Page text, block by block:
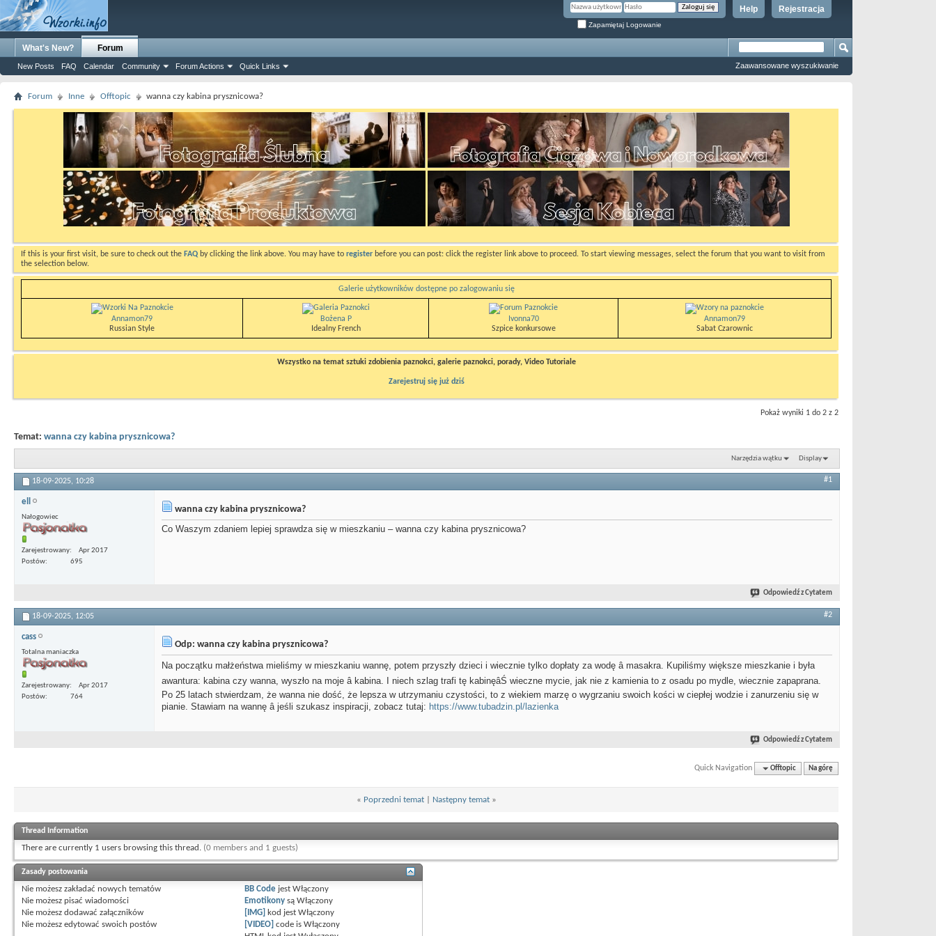
Rejestracja
Help
Zapamiętaj Logowanie
What's New? Forum
New Posts FAQ Calendar Community Forum Actions Quick Links Zaawansowane wyszukiwanie
Forum Inne Offtopic wanna czy kabina prysznicowa?
If this is your first visit, be sure to check out the FAQ by clicking the link above. You may have to register before you can post: click the register link above to proceed. To start viewing messages, select the forum that you want to visit from
the selection below.
Galerie użytkowników dostępne po zalogowaniu się
Annamon79
Russian Style
Bożena P
Idealny French
Ivonna70
Szpice konkursowe
Annamon79
Sabat Czarownic
Wszystko na temat sztuki zdobienia paznokci, galerie paznokci, porady, Video Tutoriale
Zarejestruj się już dziś
Pokaż wyniki 1 do 2 z 2
Temat: wanna czy kabina prysznicowa?
Narzędzia wątku Display
18-09-2025, 10:28 #1
ell
Nałogowiec
Zarejestrowany
Apr 2017
Postów
695
wanna czy kabina prysznicowa?
Co Waszym zdaniem lepiej sprawdza się w mieszkaniu – wanna czy kabina prysznicowa?
Odpowiedź z Cytatem
18-09-2025, 12:05 #2
cass
Totalna maniaczka
Zarejestrowany
Apr 2017
Postów
764
Odp: wanna czy kabina prysznicowa?
Na początku małżeństwa mieliśmy w mieszkaniu wannę, potem przyszły dzieci i wiecznie tylko dopłaty za wodę â masakra. Kupiliśmy większe mieszkanie i była
awantura: kabina czy wanna, wyszło na moje â kabina. I niech szlag trafi tę kabinęâŚ wieczne mycie, jak nie z kamienia to z osadu po mydle, wiecznie zapaprana.
Po 25 latach stwierdzam, że wanna nie dość, że lepsza w utrzymaniu czystości, to z wiekiem marzę o wygrzaniu swoich kości w ciepłej wodzie i zanurzeniu się w
pianie. Stawiam na wannę â jeśli szukasz inspiracji, zobacz tutaj: https://www.tubadzin.pl/lazienka
Odpowiedź z Cytatem
Quick Navigation Offtopic Na górę
« Poprzedni temat| Następny temat »
Thread Information
There are currently 1 users browsing this thread. (0 members and 1 guests)
Zasady postowania
Nie możesz zakładać nowych tematów
Nie możesz pisać wiadomości
Nie możesz dodawać załączników
Nie możesz edytować swoich postów
BB Code jestWłączony
Emotikony sąWłączony
[IMG]
kod jestWłączony
[VIDEO] code isWłączony